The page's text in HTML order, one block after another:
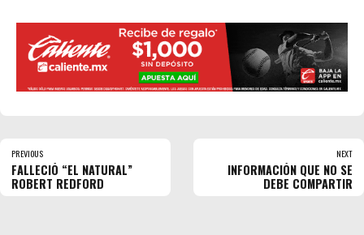
PREVIOUS
FALLECIÓ “EL NATURAL”
ROBERT REDFORD
NEXT
INFORMACIÓN QUE NO SE
DEBE COMPARTIR